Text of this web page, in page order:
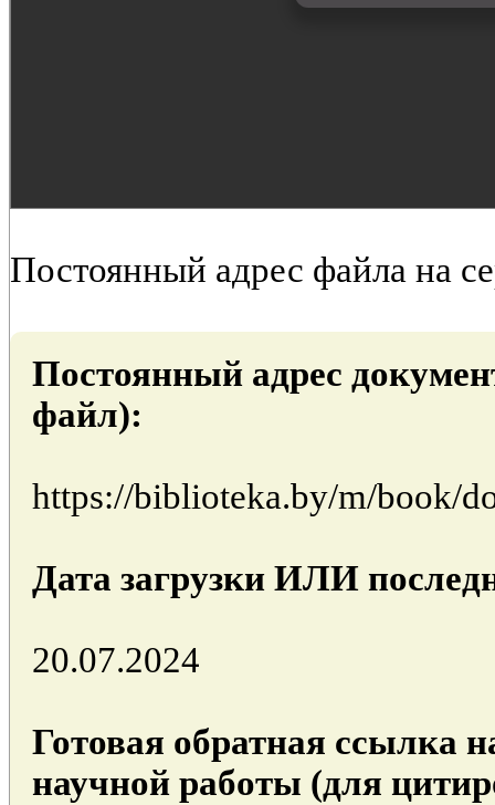
Постоянный адрес файла на
Постоянный адрес
файл):
https://biblioteka.by/m/book/
Дата загрузки ИЛИ
20.07.2024
Готовая обратная ссылка
научной работы (для